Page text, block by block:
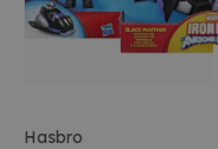
Hasbro